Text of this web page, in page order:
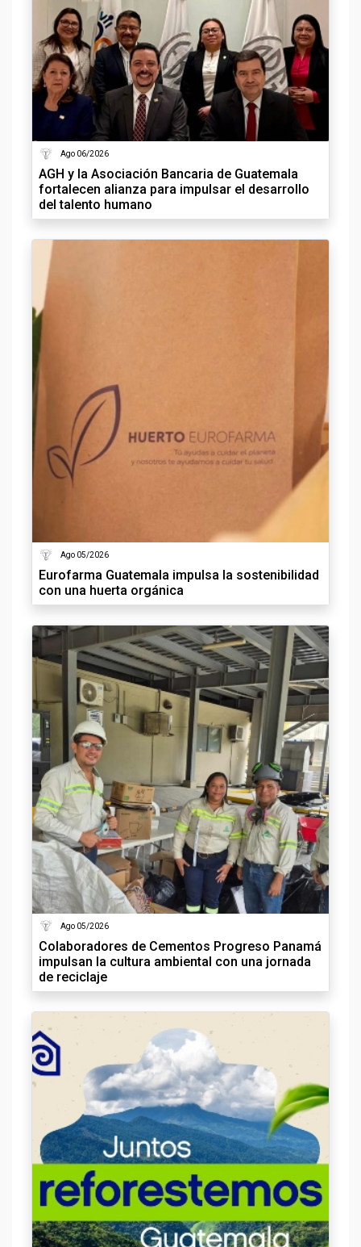
Ago 06/2026
AGH y la Asociación Bancaria de Guatemala
fortalecen alianza para impulsar el desarrollo
del talento humano
Ago 05/2026
Eurofarma Guatemala impulsa la sostenibilidad
con una huerta orgánica
Ago 05/2026
Colaboradores de Cementos Progreso Panamá
impulsan la cultura ambiental con una jornada
de reciclaje